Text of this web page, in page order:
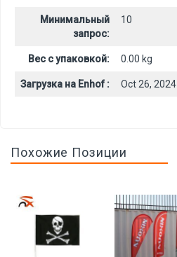
Минимальный
запрос:
10
Вес с упаковкой: 0.00 kg
Загрузка на Enhof : Oct 26, 2024
Похожие Позиции